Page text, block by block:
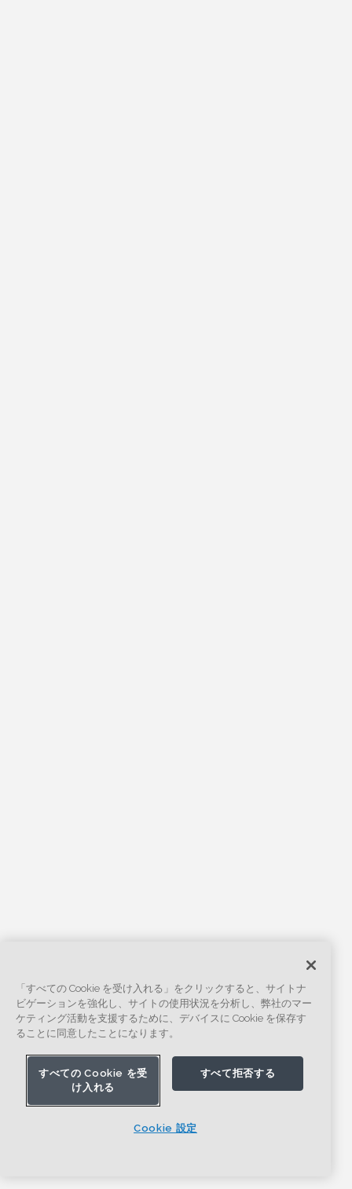
「すべての Cookie を受け入れる」をクリックすると、サイトナ
ビゲーションを強化し、サイトの使用状況を分析し、弊社のマー
ケティング活動を支援するために、デバイスに Cookie を保存す
ることに同意したことになります。
すべての Cookie を受
け入れる
すべて拒否する
Cookie 設定